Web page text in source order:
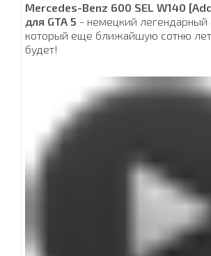
Mercedes-Benz 600 SEL W140
для GTA 5 - немецкий легендарный
который еще ближайшую сотню лет
будет!